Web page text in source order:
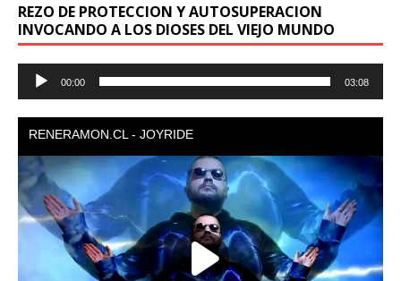
REZO DE PROTECCION Y AUTOSUPERACION
INVOCANDO A LOS DIOSES DEL VIEJO MUNDO
Reproductor
00:00 03:08